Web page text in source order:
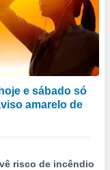
e sábado só
amarelo de
risco de incêndio